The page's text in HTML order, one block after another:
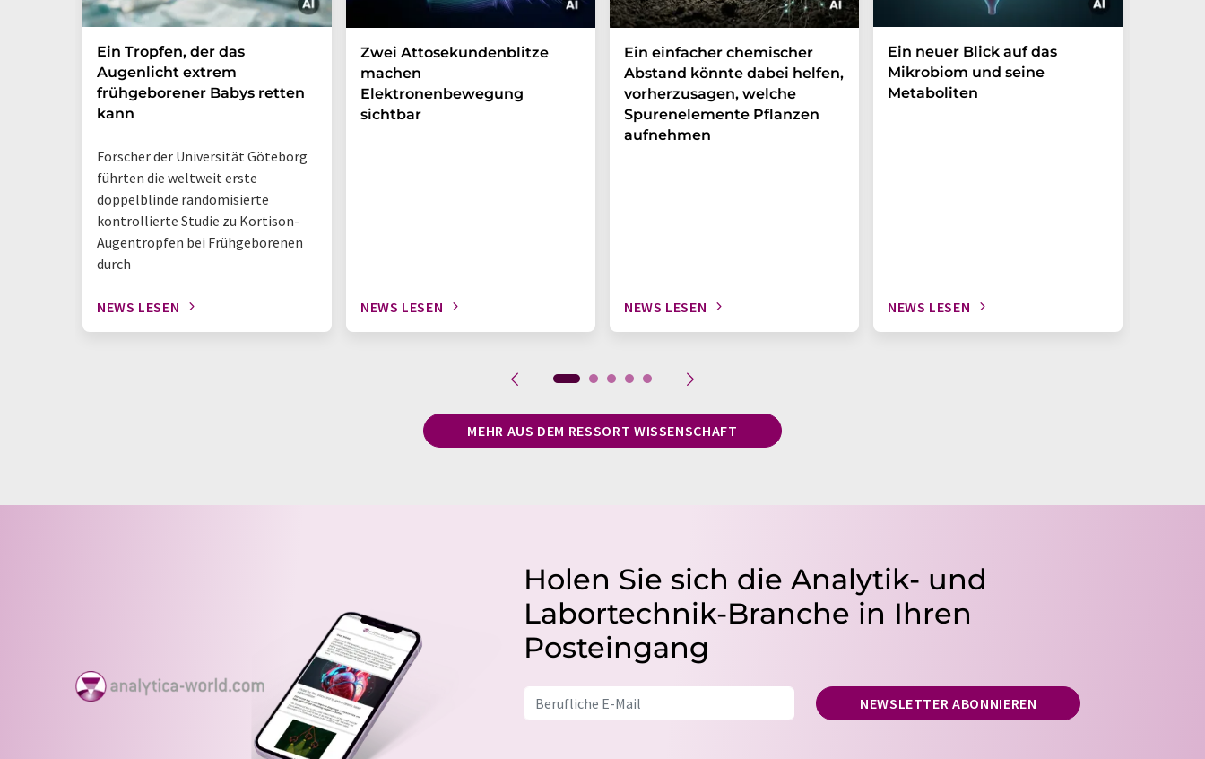
Ein Tropfen, der das
Augenlicht extrem
frühgeborener Babys retten
kann
Forscher der Universität Göteborg
führten die weltweit erste
doppelblinde randomisierte
kontrollierte Studie zu Kortison-
Augentropfen bei Frühgeborenen
durch
NEWS LESEN
Zwei Attosekundenblitze
machen
Elektronenbewegung
sichtbar
NEWS LESEN
Ein einfacher chemischer
Abstand könnte dabei helfen,
vorherzusagen, welche
Spurenelemente Pflanzen
aufnehmen
NEWS LESEN
Ein neuer Blick auf das
Mikrobiom und seine
Metaboliten
NEWS LESEN
MEHR AUS DEM RESSORT WISSENSCHAFT
Holen Sie sich die Analytik- und
Labortechnik-Branche in Ihren
Posteingang
NEWSLETTER ABONNIEREN